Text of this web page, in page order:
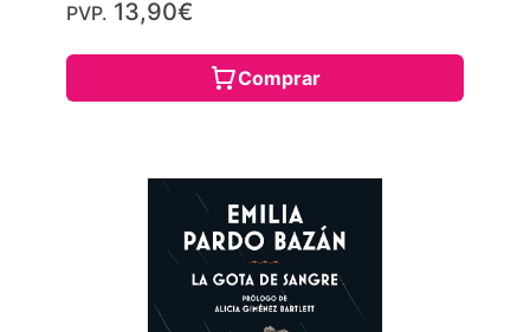
PVP. 13,90€
Comprar